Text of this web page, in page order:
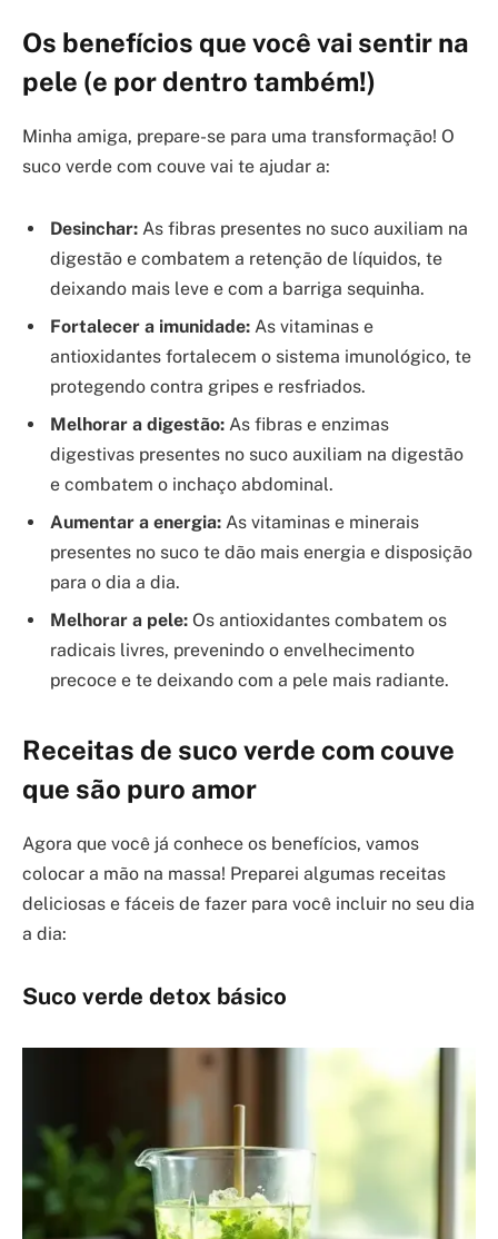
Os benefícios que você vai sentir na
pele (e por dentro também!)
Minha amiga, prepare-se para uma transformação! O
suco verde com couve vai te ajudar a:
Desinchar: As fibras presentes no suco auxiliam na
digestão e combatem a retenção de líquidos, te
deixando mais leve e com a barriga sequinha.
Fortalecer a imunidade: As vitaminas e
antioxidantes fortalecem o sistema imunológico, te
protegendo contra gripes e resfriados.
Melhorar a digestão: As fibras e enzimas
digestivas presentes no suco auxiliam na digestão
e combatem o inchaço abdominal.
Aumentar a energia: As vitaminas e minerais
presentes no suco te dão mais energia e disposição
para o dia a dia.
Melhorar a pele: Os antioxidantes combatem os
radicais livres, prevenindo o envelhecimento
precoce e te deixando com a pele mais radiante.
Receitas de suco verde com couve
que são puro amor
Agora que você já conhece os benefícios, vamos
colocar a mão na massa! Preparei algumas receitas
deliciosas e fáceis de fazer para você incluir no seu dia
a dia:
Suco verde detox básico